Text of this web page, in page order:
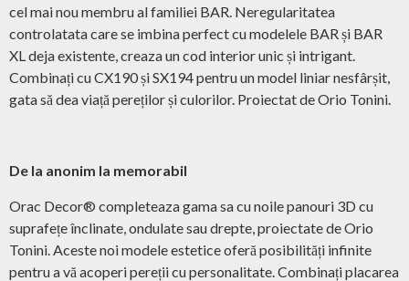
cel mai nou membru al familiei BAR. Neregularitatea
controlatata care se imbina perfect cu modelele BAR și BAR
XL deja existente, creaza un cod interior unic și intrigant.
Combinați cu CX190 și SX194 pentru un model liniar nesfârșit,
gata să dea viață pereților și culorilor. Proiectat de Orio Tonini.
De la anonim la memorabil
Orac Decor® completeaza gama sa cu noile panouri 3D cu
suprafețe înclinate, ondulate sau drepte, proiectate de Orio
Tonini. Aceste noi modele estetice oferă posibilități infinite
pentru a vă acoperi pereții cu personalitate. Combinați placarea